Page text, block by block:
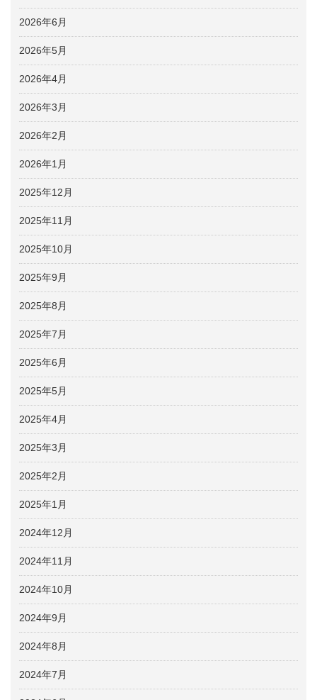
2026年6月
2026年5月
2026年4月
2026年3月
2026年2月
2026年1月
2025年12月
2025年11月
2025年10月
2025年9月
2025年8月
2025年7月
2025年6月
2025年5月
2025年4月
2025年3月
2025年2月
2025年1月
2024年12月
2024年11月
2024年10月
2024年9月
2024年8月
2024年7月